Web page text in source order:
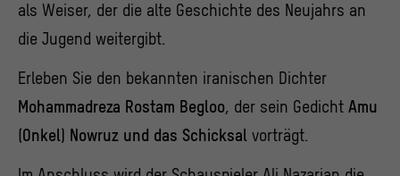
als Weiser, der die alte Geschichte des Neujahrs an
die Jugend weitergibt.
Erleben Sie den bekannten iranischen Dichter
Mohammadreza Rostam Begloo, der sein Gedicht Amu
(Onkel) Nowruz und das Schicksal vorträgt.